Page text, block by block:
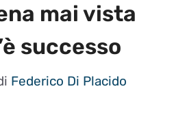
mai vista
successo
Federico Di Placido